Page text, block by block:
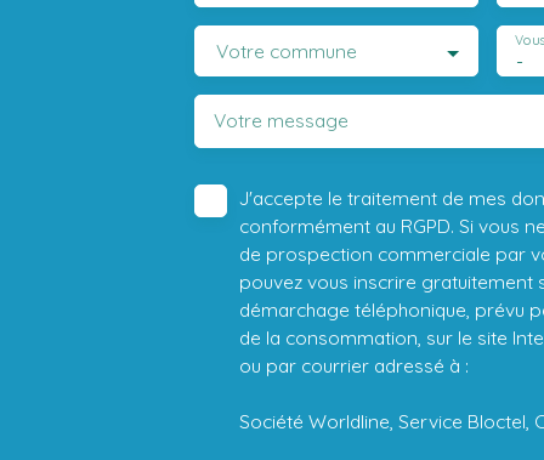
Votre commune -
Votre message
J'accepte le traitement de mes
conformément au RGPD. Si vous
de prospection commerciale par
pouvez vous inscrire gratuitement
démarchage téléphonique, prévu
de la consommation, sur le site
ou par courrier adressé à :
Société Worldline, Service Bloctel,